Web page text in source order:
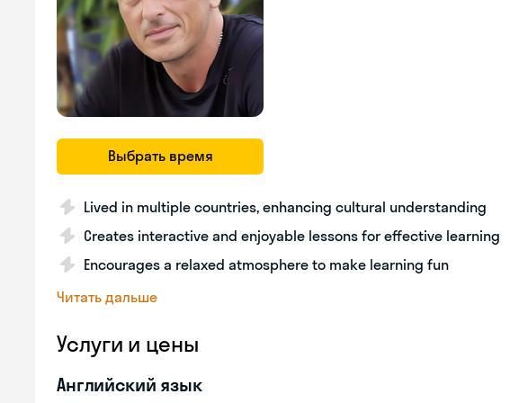
Выбрать время
Lived in multiple countries, enhancing cultural understanding
Creates interactive and enjoyable lessons for effective learning
Encourages a relaxed atmosphere to make learning fun
Читать дальше
Услуги и цены
Английский язык